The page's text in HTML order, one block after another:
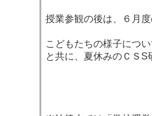
授業参観の後は、６月
こどもたちの様子につ
と共に、夏休みのＣＳ